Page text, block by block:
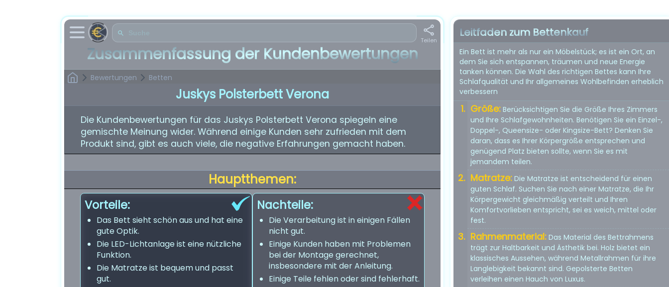
Teilen
Zusammenfassung der Kundenbewertungen
Bewertungen Betten
Juskys Polsterbett Verona
Die Kundenbewertungen für das Juskys Polsterbett Verona spiegeln eine
gemischte Meinung wider. Während einige Kunden sehr zufrieden mit dem
Produkt sind, gibt es auch viele, die negative Erfahrungen gemacht haben.
Hauptthemen:
Vorteile:
Das Bett sieht schön aus und hat eine
gute Optik.
Die LED-Lichtanlage ist eine nützliche
Funktion.
Die Matratze ist bequem und passt
gut.
Nachteile:
Die Verarbeitung ist in einigen Fällen
nicht gut.
Einige Kunden haben mit Problemen
bei der Montage gerechnet,
insbesondere mit der Anleitung.
Einige Teile fehlen oder sind fehlerhaft.
Leitfaden zum Bettenkauf
Ein Bett ist mehr als nur ein Möbelstück; es ist ein Ort, an
dem Sie sich entspannen, träumen und neue Energie
tanken können. Die Wahl des richtigen Bettes kann Ihre
Schlafqualität und Ihr allgemeines Wohlbefinden erheblich
verbessern
Größe: Berücksichtigen Sie die Größe Ihres Zimmers
und Ihre Schlafgewohnheiten. Benötigen Sie ein Einzel-,
Doppel-, Queensize- oder Kingsize-Bett? Denken Sie
daran, dass es Ihrer Körpergröße entsprechen und
genügend Platz bieten sollte, wenn Sie es mit
jemandem teilen.
Matratze: Die Matratze ist entscheidend für einen
guten Schlaf. Suchen Sie nach einer Matratze, die Ihr
Körpergewicht gleichmäßig verteilt und Ihren
Komfortvorlieben entspricht, sei es weich, mittel oder
fest.
Rahmenmaterial: Das Material des Bettrahmens
trägt zur Haltbarkeit und Ästhetik bei. Holz bietet ein
klassisches Aussehen, während Metallrahmen für ihre
Langlebigkeit bekannt sind. Gepolsterte Betten
verleihen einen Hauch von Luxus.